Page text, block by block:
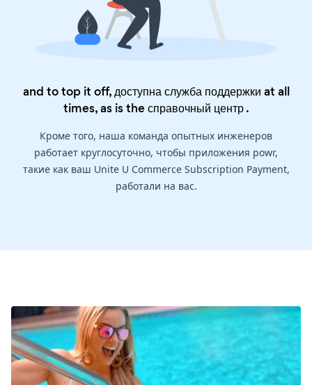
and to top it off, доступна служба поддержки at all
times, as is theсправочный центр.
Кроме того, наша команда опытных инженеров
работает круглосуточно, чтобы приложения powr,
такие как ваш Unite U Commerce Subscription Payment,
работали на вас.